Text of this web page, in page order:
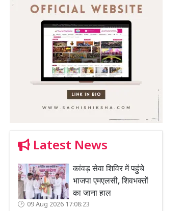
Latest News
कांवड़ सेवा शिविर में पहुंचे
भाजपा एमएलसी, शिवभक्तों
का जाना हाल
09 Aug 2026 17:08:23